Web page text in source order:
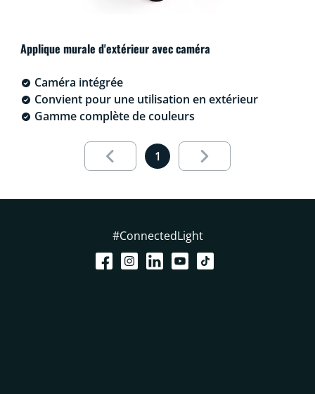
Applique murale d'extérieur avec caméra
Caméra intégrée
Convient pour une utilisation en extérieur
Gamme complète de couleurs
Results page 1 out of 1 loaded
1
#ConnectedLight